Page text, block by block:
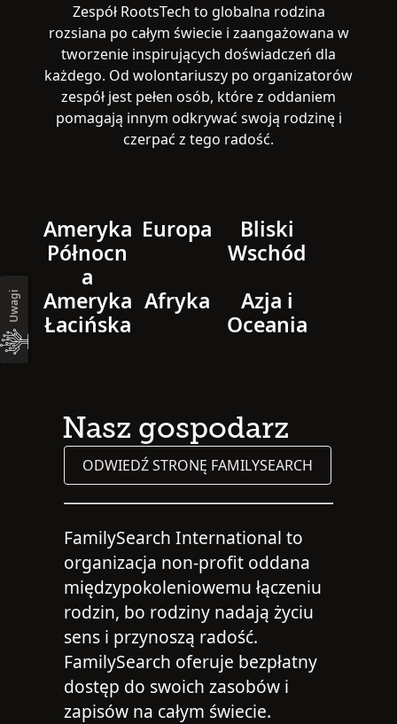
Zespół RootsTech to globalna rodzina
rozsiana po całym świecie i zaangażowana w
tworzenie inspirujących doświadczeń dla
każdego. Od wolontariuszy po organizatorów
zespół jest pełen osób, które z oddaniem
pomagają innym odkrywać swoją rodzinę i
czerpać z tego radość.
Ameryka
Północn
a
Europa
Bliski
Wschód
Ameryka
Łacińska
Afryka
Azja i
Oceania
Nasz gospodarz
ODWIEDŹ STRONĘ FAMILYSEARCH
FamilySearch International to
organizacja non-profit oddana
międzypokoleniowemu łączeniu
rodzin, bo rodziny nadają życiu
sens i przynoszą radość.
FamilySearch oferuje bezpłatny
dostęp do swoich zasobów i
zapisów na całym świecie.
Uwagi